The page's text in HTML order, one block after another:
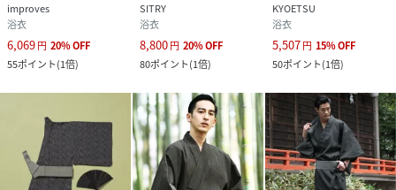
improves
浴衣
6,069円 20%OFF
55ポイント(1倍)
SITRY
浴衣
8,800円 20%OFF
80ポイント(1倍)
KYOETSU
浴衣
5,507円 15%OFF
50ポイント(1倍)